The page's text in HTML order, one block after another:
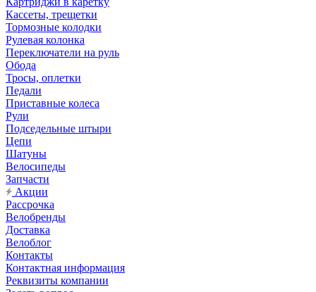
Кассеты, трещетки
Тормозные колодки
Рулевая колонка
Переключатели на руль
Обода
Тросы, оплетки
Педали
Приставные колеса
Рули
Подседельные штыри
Цепи
Шатуны
Велосипеды
Запчасти
Акции
Рассрочка
Велобренды
Доставка
Велоблог
Контакты
Контактная информация
Реквизиты компании